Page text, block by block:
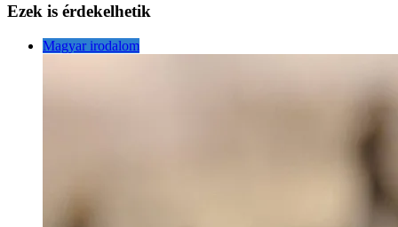
Ezek is érdekelhetik
Magyar irodalom